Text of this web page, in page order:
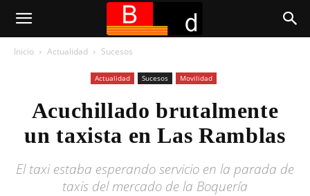
Inicio Actualidad Sucesos
Actualidad Sucesos Movilidad
Acuchillado brutalmente
un taxista en Las Ramblas
El taxi estaba esperando servicio en la parada de
taxis del mercado de la Boquería